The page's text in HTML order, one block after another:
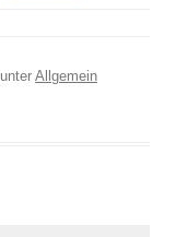
unter Allgemein